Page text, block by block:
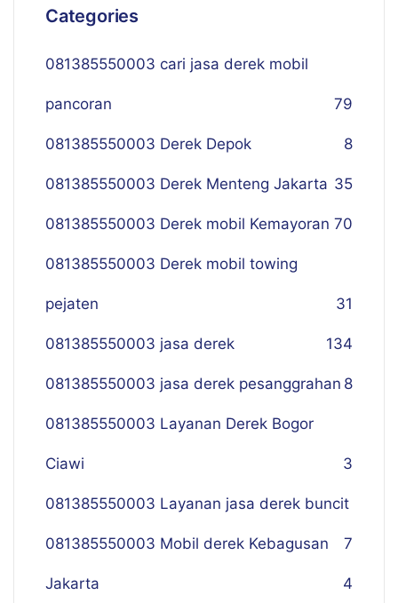
Categories
081385550003 cari jasa derek mobil
pancoran 79
081385550003 Derek Depok 8
081385550003 Derek Menteng Jakarta 35
081385550003 Derek mobil Kemayoran 70
081385550003 Derek mobil towing
pejaten 31
081385550003 jasa derek 134
081385550003 jasa derek pesanggrahan 8
081385550003 Layanan Derek Bogor
Ciawi 3
081385550003 Layanan jasa derek buncit
7
081385550003 Mobil derek Kebagusan
Jakarta 4